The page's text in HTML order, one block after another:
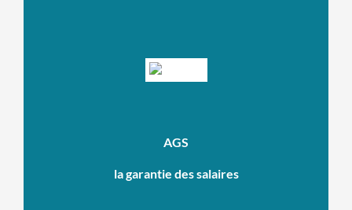
AGS
la garantie des salaires